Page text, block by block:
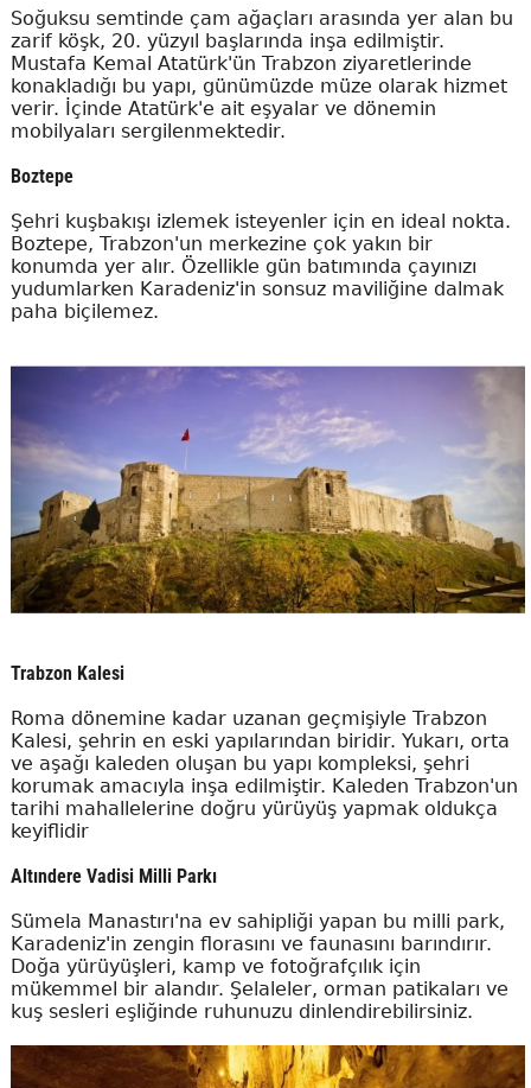
Soğuksu semtinde çam ağaçları arasında yer alan bu
zarif köşk, 20. yüzyıl başlarında inşa edilmiştir.
Mustafa Kemal Atatürk'ün Trabzon ziyaretlerinde
konakladığı bu yapı, günümüzde müze olarak hizmet
verir. İçinde Atatürk'e ait eşyalar ve dönemin
mobilyaları sergilenmektedir.
Boztepe
Şehri kuşbakışı izlemek isteyenler için en ideal nokta.
Boztepe, Trabzon'un merkezine çok yakın bir
konumda yer alır. Özellikle gün batımında çayınızı
yudumlarken Karadeniz'in sonsuz maviliğine dalmak
paha biçilemez.
Trabzon Kalesi
Roma dönemine kadar uzanan geçmişiyle Trabzon
Kalesi, şehrin en eski yapılarından biridir. Yukarı, orta
ve aşağı kaleden oluşan bu yapı kompleksi, şehri
korumak amacıyla inşa edilmiştir. Kaleden Trabzon'un
tarihi mahallelerine doğru yürüyüş yapmak oldukça
keyiflidir
Altındere Vadisi Milli Parkı
Sümela Manastırı'na ev sahipliği yapan bu milli park,
Karadeniz'in zengin florasını ve faunasını barındırır.
Doğa yürüyüşleri, kamp ve fotoğrafçılık için
mükemmel bir alandır. Şelaleler, orman patikaları ve
kuş sesleri eşliğinde ruhunuzu dinlendirebilirsiniz.